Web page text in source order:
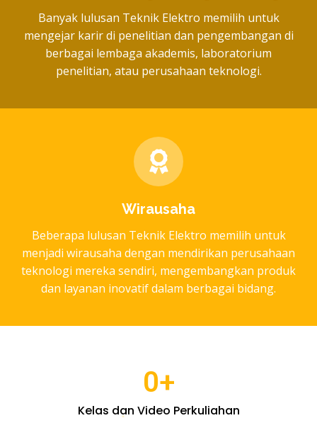
Banyak lulusan Teknik Elektro memilih untuk
mengejar karir di penelitian dan pengembangan di
berbagai lembaga akademis, laboratorium
penelitian, atau perusahaan teknologi.
Wirausaha
Beberapa lulusan Teknik Elektro memilih untuk
menjadi wirausaha dengan mendirikan perusahaan
teknologi mereka sendiri, mengembangkan produk
dan layanan inovatif dalam berbagai bidang.
0+
Kelas dan Video Perkuliahan